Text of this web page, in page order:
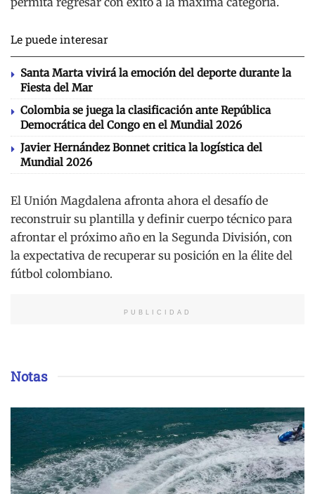
Le puede interesar
Santa Marta vivirá la emoción del deporte durante la
Fiesta del Mar
Colombia se juega la clasificación ante República
Democrática del Congo en el Mundial 2026
Javier Hernández Bonnet critica la logística del
Mundial 2026
El Unión Magdalena afronta ahora el desafío de
reconstruir su plantilla y definir cuerpo técnico para
afrontar el próximo año en la Segunda División, con
la expectativa de recuperar su posición en la élite del
fútbol colombiano.
PUBLICIDAD
Notas